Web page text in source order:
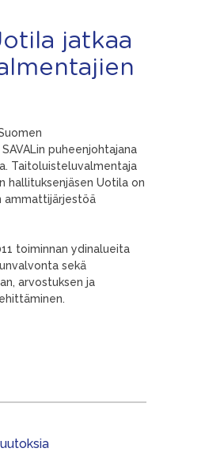
jatkaa
puheenjohtajana
Taitoluisteluvalmentaja
hallituksenjäsen Uotila on
ammattijärjestöä
toiminnan ydinalueita
sekä
arvostuksen ja